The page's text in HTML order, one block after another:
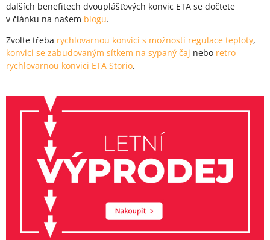
dalších benefitech dvouplášťových konvic ETA se dočtete
v článku na našem blogu.
Zvolte třeba rychlovarnou konvici s možností regulace teploty,
konvici se zabudovaným sítkem na sypaný čaj nebo retro
rychlovarnou konvici ETA Storio.